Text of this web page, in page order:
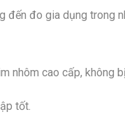
đến đo gia dụng trong
nhôm cao cấp, không
tốt.